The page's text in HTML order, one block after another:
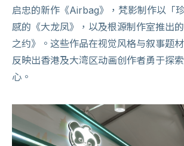
启忠的新作《Airbag》，梵影制作以「
感的《大龙凤》，以及根源制作室推出
之约》。这些作品在视觉风格与叙事题
反映出香港及大湾区动画创作者勇于探
心。